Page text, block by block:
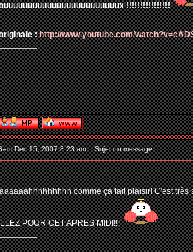
!!!!!!!!!!!!!!!!
:http://www.youtube.com/
Déc 15, 2007 8:23 am Sujet du message:
comme ça fait plaisir! C'est très
POUR CET APRES MIDI!!!